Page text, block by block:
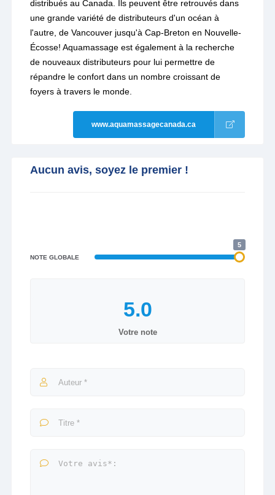
distribués au Canada. Ils peuvent être retrouvés dans
une grande variété de distributeurs d'un océan à
l'autre, de Vancouver jusqu'à Cap-Breton en Nouvelle-
Écosse! Aquamassage est également à la recherche
de nouveaux distributeurs pour lui permettre de
répandre le confort dans un nombre croissant de
foyers à travers le monde.
www.aquamassagecanada.ca
Aucun avis, soyez le premier !
NOTE GLOBALE
5
Votre note